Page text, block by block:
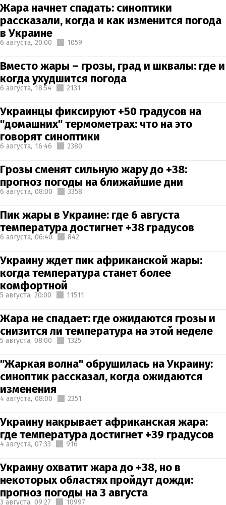
Жара начнет спадать: синоптики
рассказали, когда и как изменится погода
в Украине
6 августа, 20:00 1059
Вместо жары – грозы, град и шквалы: где и
когда ухудшится погода
6 августа, 18:54 2131
Украинцы фиксируют +50 градусов на
"домашних" термометрах: что на это
говорят синоптики
6 августа, 16:46 2380
Грозы сменят сильную жару до +38:
прогноз погоды на ближайшие дни
6 августа, 08:00 3358
Пик жары в Украине: где 6 августа
температура достигнет +38 градусов
6 августа, 06:40 842
Украину ждет пик африканской жары:
когда температура станет более
комфортной
5 августа, 20:00 11511
Жара не спадает: где ожидаются грозы и
снизится ли температура на этой неделе
5 августа, 08:00 1325
"Жаркая волна" обрушилась на Украину:
синоптик рассказал, когда ожидаются
изменения
4 августа, 08:00 2351
Украину накрывает африканская жара:
где температура достигнет +39 градусов
4 августа, 07:33 916
Украину охватит жара до +38, но в
некоторых областях пройдут дожди:
прогноз погоды на 3 августа
3 августа, 09:27 10997